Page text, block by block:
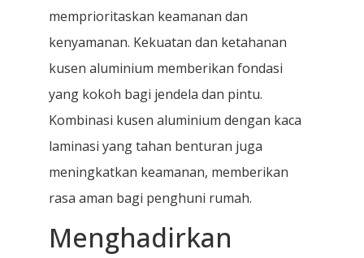
memprioritaskan keamanan dan
kenyamanan. Kekuatan dan ketahanan
kusen aluminium memberikan fondasi
yang kokoh bagi jendela dan pintu.
Kombinasi kusen aluminium dengan kaca
laminasi yang tahan benturan juga
meningkatkan keamanan, memberikan
rasa aman bagi penghuni rumah.
Menghadirkan